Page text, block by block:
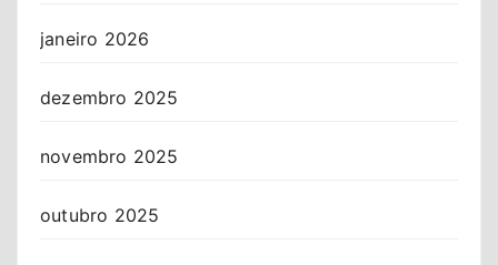
janeiro 2026
dezembro 2025
novembro 2025
outubro 2025